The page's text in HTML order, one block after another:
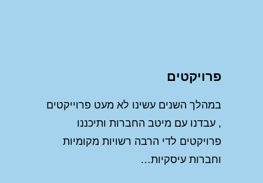
פרויקטים
במהלך השנים עשינו לא מעט פרוייקטים
, עבדנו עם מיטב החברות ותיכננו
פרויקטים לדי הרבה רשויות מקומיות
וחברות עיסקיות…